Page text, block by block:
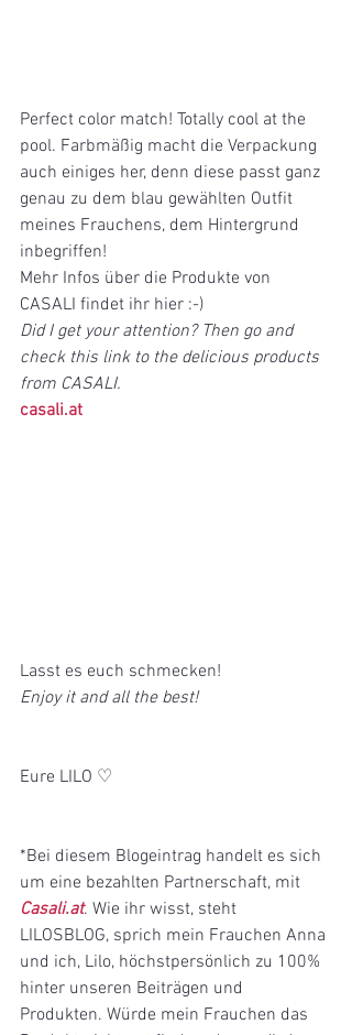
Perfect color match! Totally cool at the
pool. Farbmäßig macht die Verpackung
auch einiges her, denn diese passt ganz
genau zu dem blau gewählten Outfit
meines Frauchens, dem Hintergrund
inbegriffen!
Mehr Infos über die Produkte von
CASALI findet ihr hier :-)
Did I get your attention? Then go and
check this link to the delicious products
from CASALI.
casali.at
Lasst es euch schmecken!
Enjoy it and all the best!
Eure LILO ♡
*Bei diesem Blogeintrag handelt es sich
um eine bezahlten Partnerschaft, mit
Casali.at. Wie ihr wisst, steht
LILOSBLOG, sprich mein Frauchen Anna
und ich, Lilo, höchstpersönlich zu 100%
hinter unseren Beiträgen und
Produkten. Würde mein Frauchen das